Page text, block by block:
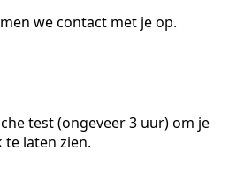
we contact met je op.
test (ongeveer 3 uur) om je
laten zien.